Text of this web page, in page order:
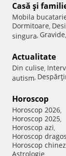
Casă şi
Mobila
Dormitoare,
singura, Gravide,
Actualitate
Din culise,
autism,
Horoscop
Horoscop 2026,
Horoscop 2025,
Horoscop azi,
Horoscop
Horoscop
Astrologie